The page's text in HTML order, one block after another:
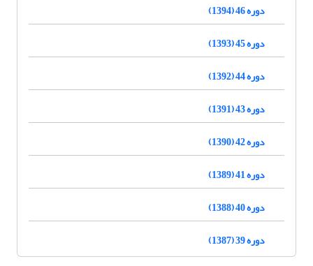
دوره 46 (1394)
دوره 45 (1393)
دوره 44 (1392)
دوره 43 (1391)
دوره 42 (1390)
دوره 41 (1389)
دوره 40 (1388)
دوره 39 (1387)